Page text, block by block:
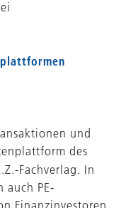
und
des
Fachverlag. In
auch PE-
Finanzinvestoren